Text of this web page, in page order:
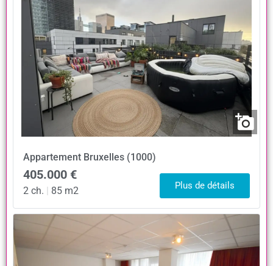
Appartement Bruxelles (1000)
405.000 €
2 ch. | 85 m2 Plus de détails